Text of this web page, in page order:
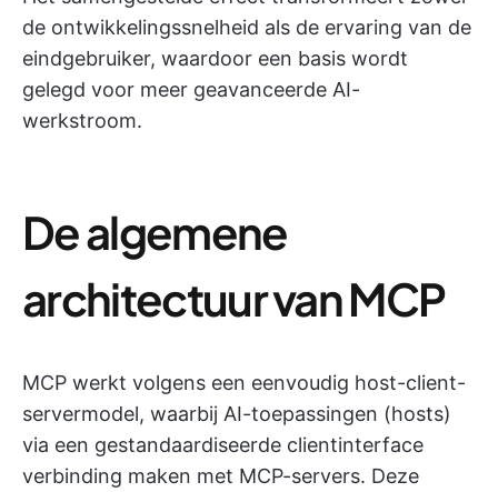
de ontwikkelingssnelheid als de ervaring van de
eindgebruiker, waardoor een basis wordt
gelegd voor meer geavanceerde AI-
werkstroom.
De algemene
architectuur van MCP
MCP werkt volgens een eenvoudig host-client-
servermodel, waarbij AI-toepassingen (hosts)
via een gestandaardiseerde clientinterface
verbinding maken met MCP-servers. Deze